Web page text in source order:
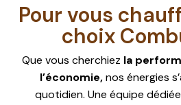
Pour vous
choix
Que vous cherchiez la
l’économie,nos énergies
quotidien. Une équipe